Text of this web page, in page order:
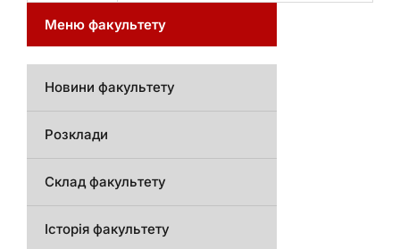
Меню факультету
Новини факультету
Розклади
Склад факультету
Історія факультету